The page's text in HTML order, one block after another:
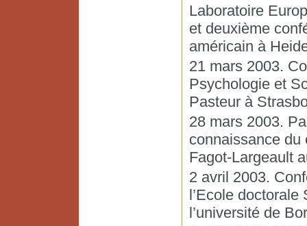
Laboratoire
et deuxième
américain à
21 mars 2003.
Psychologie et
Pasteur à
28 mars 2003.
connaissance du
Fagot-Largeault
2 avril 2003.
l’Ecole
l’université de